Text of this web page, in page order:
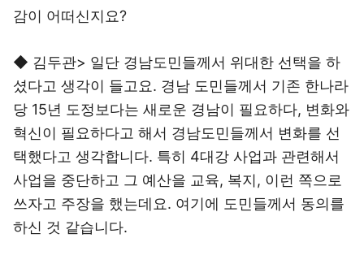
감이 어떠신지요?
◆ 김두관> 일단 경남도민들께서 위대한 선택을 하
셨다고 생각이 들고요. 경남 도민들께서 기존 한나라
당 15년 도정보다는 새로운 경남이 필요하다, 변화와
혁신이 필요하다고 해서 경남도민들께서 변화를 선
택했다고 생각합니다. 특히 4대강 사업과 관련해서
사업을 중단하고 그 예산을 교육, 복지, 이런 쪽으로
쓰자고 주장을 했는데요. 여기에 도민들께서 동의를
하신 것 같습니다.